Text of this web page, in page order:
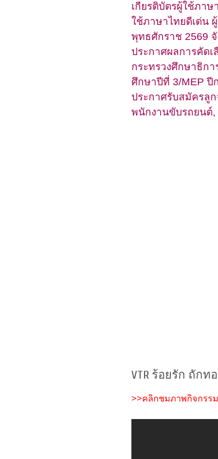
เกียรติบัตรผู้ใช้ภา
ใช้ภาษาไทยดีเด่น
พุทธศักราช 2569
ประกาศผลการคัด
กระทรวงศึกษาธิก
ศึกษาปีที่ 3/MEP ปี
ประกาศรับสมัครลู
พนักงานขับรถยนต์,
VTR ร้อยรัก ถักท
>>คลิกชมภาพกิจกรรม